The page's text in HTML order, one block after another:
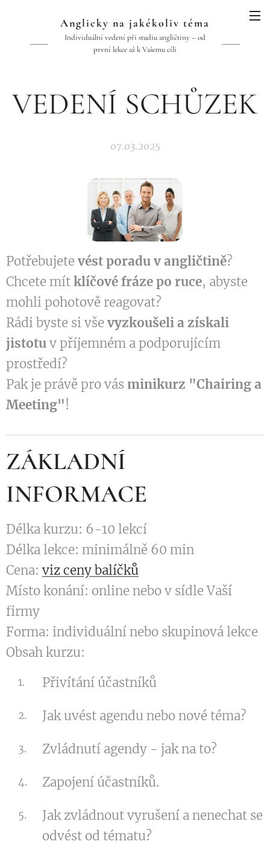
Anglicky na jakékoliv téma
Individuální vedení při studiu angličtiny – od
první lekce až k Vašemu cíli
VEDENÍ SCHŮZEK
07.03.2025
Potřebujete vést poradu v angličtině?
Chcete mítklíčové fráze po ruce, abyste
mohli pohotově reagovat?
Rádi byste si vše vyzkoušeli a získali
jistotuv příjemném a podporujícím
prostředí?
Pak je právě pro vás minikurz "Chairing a
Meeting"!
ZÁKLADNÍ
INFORMACE
Délka kurzu: 6-10 lekcí
Délka lekce: minimálně 60 min
Cena: viz ceny balíčků
Místo konání: online nebo v sídle Vaší
firmy
Forma: individuální nebo skupinová lekce
Obsah kurzu:
Přivítání účastníků
Jak uvést agendu nebo nové téma?
Zvládnutí agendy - jak na to?
Zapojení účastníků.
Jak zvládnout vyrušení a nenechat se
odvést od tématu?